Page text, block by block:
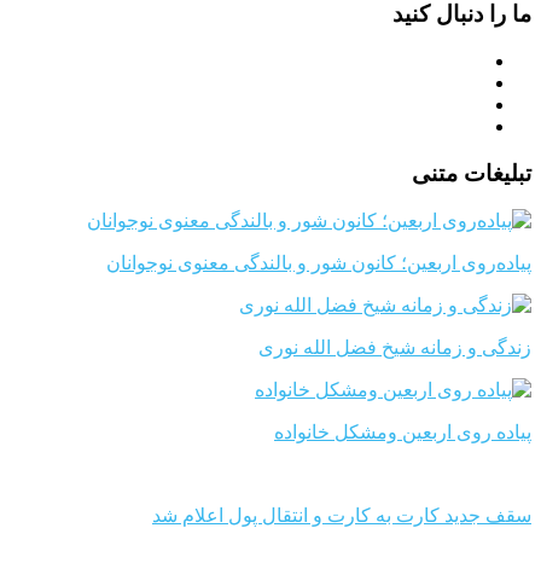
ما را دنبال کنید
تبلیغات متنی
پیاده‌روی اربعین؛ کانون شور و بالندگی معنوی نوجوانان
زندگی و زمانه شیخ فضل الله نوری
پیاده روی اربعین ومشکل خانواده
سقف جدید کارت به کارت و انتقال پول اعلام شد